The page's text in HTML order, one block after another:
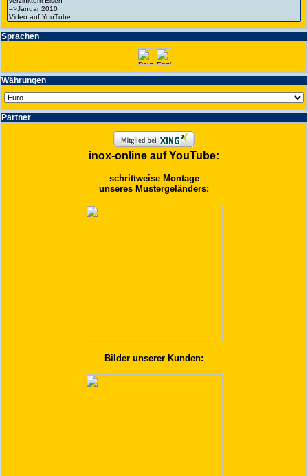
Spra­chen
Wäh­run­gen
Partner
inox-online auf YouTube:
schrittweise Montage
unseres Mustergeländers:
Bilder unserer Kunden: